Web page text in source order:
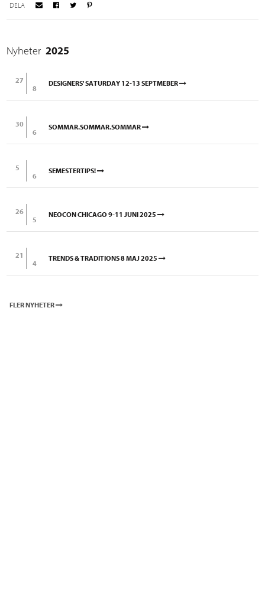
DELA
Nyheter 2025
27
8
DESIGNERS' SATURDAY 12-13 SEPTMEBER
30
6
SOMMAR.SOMMAR.SOMMAR
5
6
SEMESTERTIPS!
26
5
NEOCON CHICAGO 9-11 JUNI 2025
21
4
TRENDS & TRADITIONS 8 MAJ 2025
FLER NYHETER